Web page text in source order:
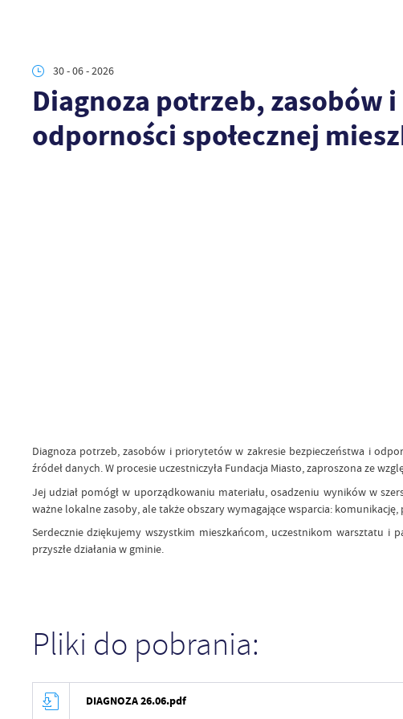
30 - 06 - 2026
Diagnoza potrzeb,
odporności społecznej
Diagnoza potrzeb, zasobów i priorytetów w zakresie bezpieczeństwa i
źródeł danych. W procesie uczestniczyła Fundacja Miasto, zaproszona ze
Jej udział pomógł w uporządkowaniu materiału, osadzeniu wyników w
ważne lokalne zasoby, ale także obszary wymagające wsparcia:
Serdecznie dziękujemy wszystkim mieszkańcom, uczestnikom warsztatu i
przyszłe działania w gminie.
Pliki do pobrania:
DIAGNOZA 26.06.pdf